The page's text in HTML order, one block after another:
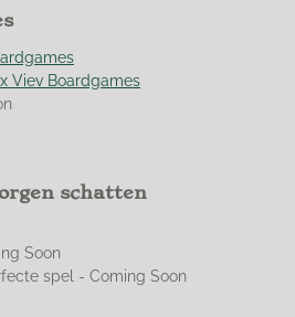
Viev Boardgames
schatten
Soon
spel - Coming Soon